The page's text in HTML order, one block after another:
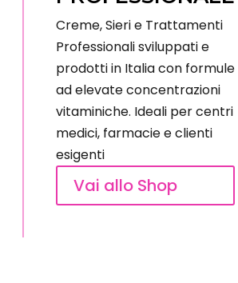
Creme, Sieri e Trattamenti
Professionali sviluppati e
prodotti in Italia con formule
ad elevate concentrazioni
vitaminiche. Ideali per centri
medici, farmacie e clienti
esigenti
Vai allo Shop